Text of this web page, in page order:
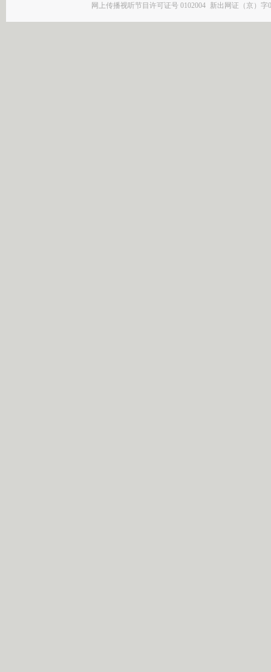
网上传播视听节目许可证号 0102004 新出网证（京）